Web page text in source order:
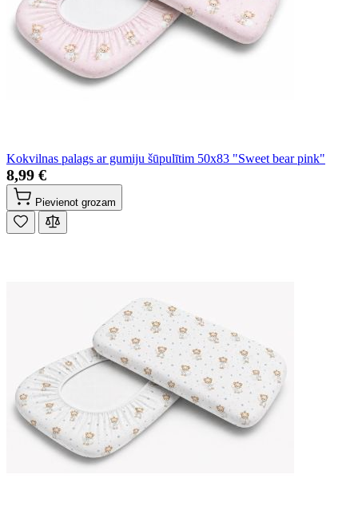
Kokvilnas palags ar gumiju šūpulītim 50x83 "Sweet bear pink"
8,99 €
Pievienot grozam